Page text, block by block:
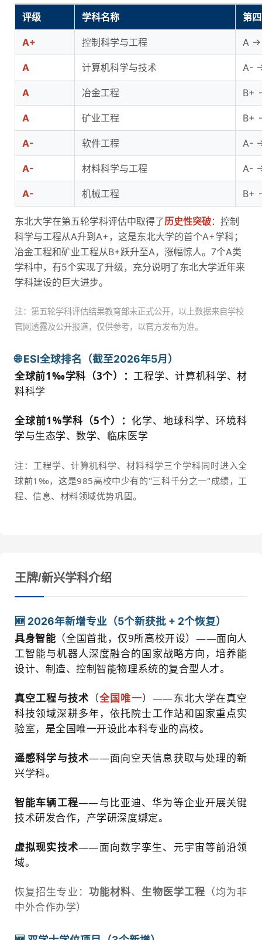
评级 学科名称 第
A+ 控制科学与工程 A →
A 计算机科学与技术 A-
A 冶金工程 B+
A 矿业工程 B+
A- 软件工程 A-
A- 材料科学与工程 A-
A- 机械工程 B+
东北大学在第五轮学科评估中取得了历史性突破：控制
科学与工程从A升到A+，这是东北大学的首个A+学科；
冶金工程和矿业工程从B+跃升至A，涨幅惊人。7个A类
学科中，有5个实现了升级，充分说明了东北大学近年来
学科建设的巨大进步。
注：第五轮学科评估结果教育部未正式公开，以上数据来自学校
官网透露及公开报道，仅供参考，以官方发布为准。
🌐 ESI全球排名（截至2026年5月）
全球前1‰学科（3个）：工程学、计算机科学、材
料科学
全球前1%学科（5个）：化学、地球科学、环境科
学与生态学、数学、临床医学
注：工程学、计算机科学、材料科学三个学科同时进入全
球前1‰，这是985高校中少有的"三科千分之一"成绩，工
程、信息、材料领域优势巩固。
王牌/新兴学科介绍
🆕 2026年新增专业（5个新获批 + 2个恢复）
具身智能 （全国首批，仅9所高校开设）——面向人
工智能与机器人深度融合的国家战略方向，培养能
设计、制造、控制智能物理系统的复合型人才。
真空工程与技术 （全国唯一）——东北大学在真空
科技领域深耕多年，依托院士工作站和国家重点实
验室，是全国唯一开设此本科专业的高校。
遥感科学与技术——面向空天信息获取与处理的新
兴学科。
智能车辆工程——与比亚迪、华为等企业开展关键
技术研发合作，产学研深度绑定。
虚拟现实技术——面向数字孪生、元宇宙等前沿领
域。
恢复招生专业： 功能材料、 生物医学工程 （均为非
中外合作办学）